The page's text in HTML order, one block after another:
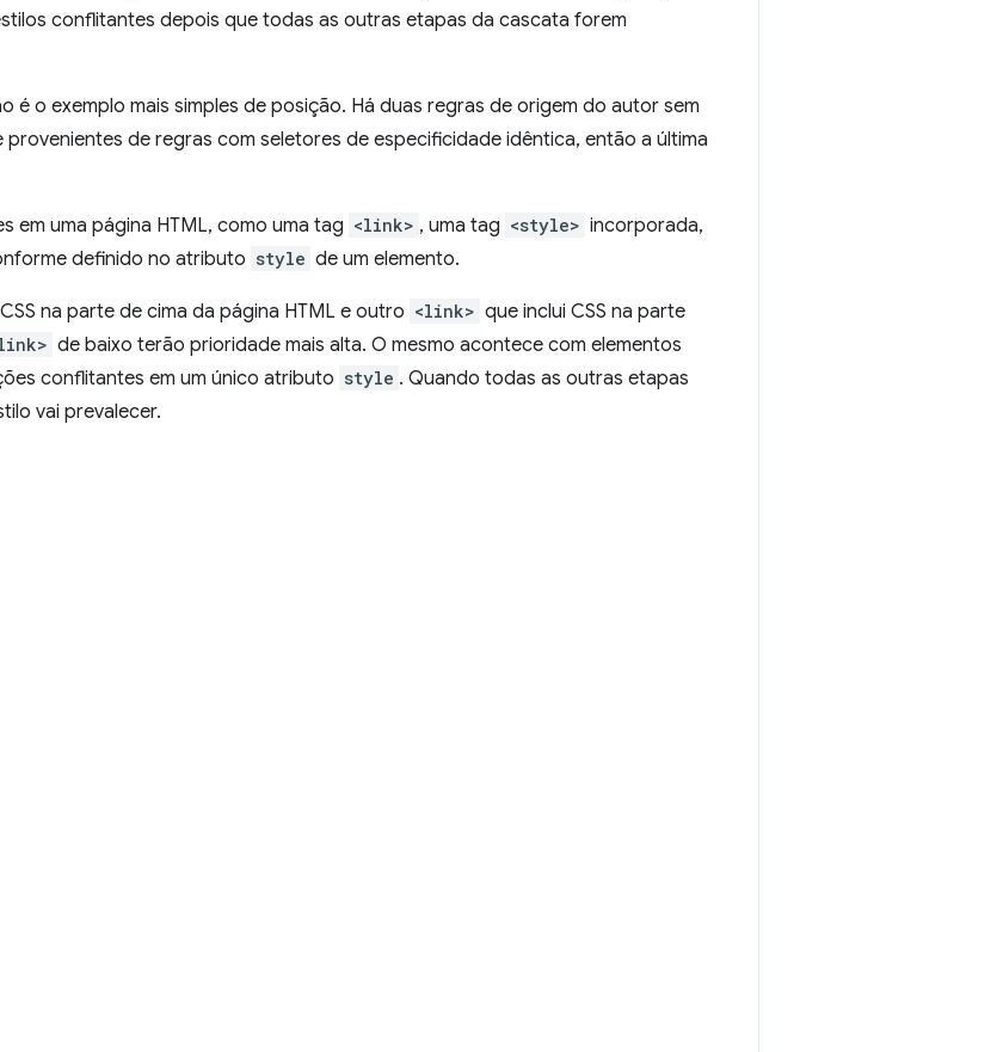
conflitantes depois que todas as outras etapas da cascata forem
é o exemplo mais simples de posição. Há duas regras de origem do autor sem
provenientes de regras com seletores de especificidade idêntica, então a última
em uma página HTML, como uma tag <link> , uma tag <style> incorporada,
definido no atributo style de um elemento.
na parte de cima da página HTML e outro <link> que inclui CSS na parte
de baixo terão prioridade mais alta. O mesmo acontece com elementos
conflitantes em um único atributo style . Quando todas as outras etapas
vai prevalecer.